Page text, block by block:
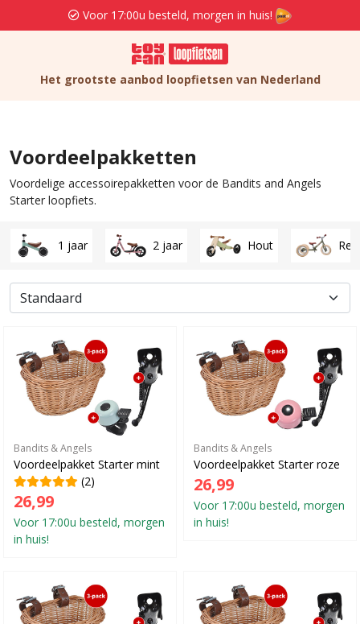
Voor 17:00u besteld, morgen in huis!
Het grootste aanbod loopfietsen van Nederland
Voordeelpakketten
Voordelige accessoirepakketten voor de Bandits and Angels
Starter loopfiets.
1 jaar 2 jaar Hout
Bandits & Angels
Voordeelpakket Starter mint
(2)
26,99
Voor 17:00u besteld, morgen
in huis!
Bandits & Angels
Voordeelpakket Starter roze
26,99
Voor 17:00u besteld, morgen
in huis!